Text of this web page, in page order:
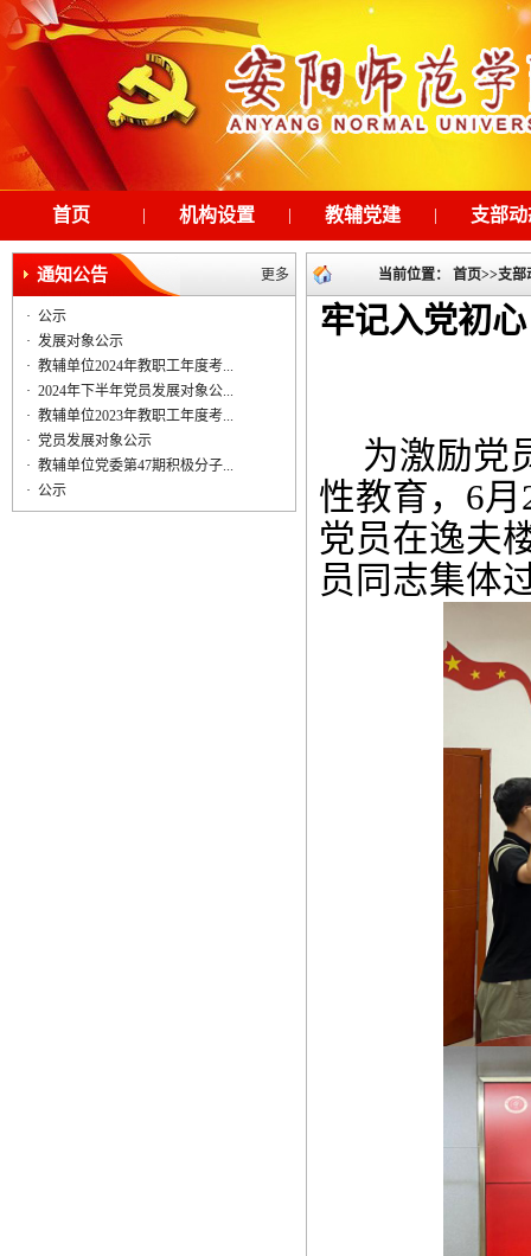
首页 | 机构设置 | 教辅党建 | 支部
更多
通知公告
· 公示
· 发展对象公示
· 教辅单位2024年教职工年度考...
· 2024年下半年党员发展对象公...
· 教辅单位2023年教职工年度考...
· 党员发展对象公示
· 教辅单位党委第47期积极分子...
· 公示
当前位置： 首页>>支部
牢记入党初
为激励党
性教育， 6月
党员在逸夫
员同志集体